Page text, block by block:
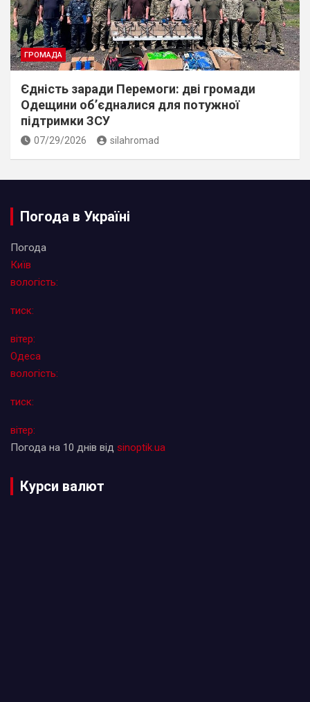
ГРОМАДА
Єдність заради Перемоги: дві громади
Одещини об’єдналися для потужної
підтримки ЗСУ
07/29/2026 silahromad
Погода в Україні
Погода
Київ
вологість:
тиск:
вітер:
Одеса
вологість:
тиск:
вітер:
Погода на 10 днів від sinoptik.ua
Курси валют